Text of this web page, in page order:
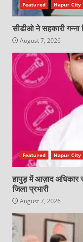
Featured Hapur City
सीडीओ ने सहकारी गन्ना
August 7, 2026
Featured Hapur City
हापुड़ में आज़ाद अधिकार
जिला प्रभारी
August 7, 2026